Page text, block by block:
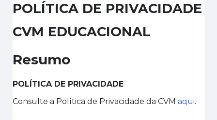
POLÍTICA DE PRIVACIDADE
CVM EDUCACIONAL
Resumo
POLÍTICA DE PRIVACIDADE
Consulte a Política de Privacidade da CVMaqui.